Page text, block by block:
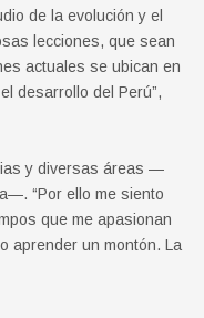
de la evolución y el
lecciones, que sean
actuales se ubican en
desarrollo del Perú”,
y diversas áreas —
“Por ello me siento
que me apasionan
aprender un montón. La